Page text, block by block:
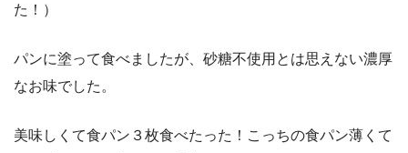
た！）
パンに塗って食べましたが、砂糖不使用とは思えない濃厚
なお味でした。
美味しくて食パン３枚食べたった！こっちの食パン薄くて